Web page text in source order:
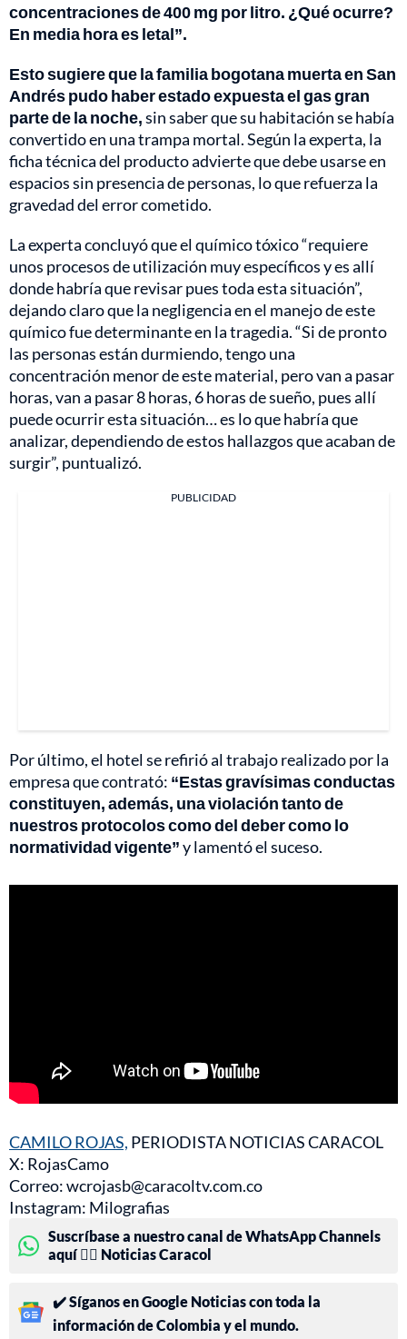
concentraciones de 400 mg por litro. ¿Qué ocurre?
En media hora es letal”.
Esto sugiere que la familia bogotana muerta en San
Andrés pudo haber estado expuesta el gas gran
parte de la noche,sin saber que su habitación se había
convertido en una trampa mortal. Según la experta, la
ficha técnica del producto advierte que debe usarse en
espacios sin presencia de personas, lo que refuerza la
gravedad del error cometido.
La experta concluyó que el químico tóxico “requiere
unos procesos de utilización muy específicos y es allí
donde habría que revisar pues toda esta situación”,
dejando claro que la negligencia en el manejo de este
químico fue determinante en la tragedia. “Si de pronto
las personas están durmiendo, tengo una
concentración menor de este material, pero van a pasar
horas, van a pasar 8 horas, 6 horas de sueño, pues allí
puede ocurrir esta situación… es lo que habría que
analizar, dependiendo de estos hallazgos que acaban de
surgir”, puntualizó.
PUBLICIDAD
Por último, el hotel se refirió al trabajo realizado por la
empresa que contrató: “Estas gravísimas conductas
constituyen, además, una violación tanto de
nuestros protocolos como del deber como lo
normatividad vigente”y lamentó el suceso.
CAMILO ROJAS, PERIODISTA NOTICIAS CARACOL
X: RojasCamo
Correo: wcrojasb@caracoltv.com.co
Instagram: Milografias
Suscríbase a nuestro canal de WhatsApp Channels
aquí 👉🏻 Noticias Caracol
✔️ Síganos en Google Noticias con toda la
información de Colombia y el mundo.